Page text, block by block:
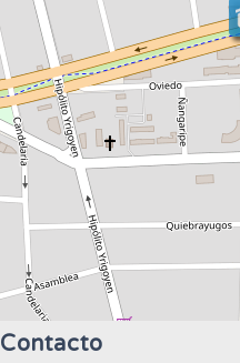
Contacto